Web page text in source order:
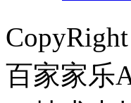
百家家